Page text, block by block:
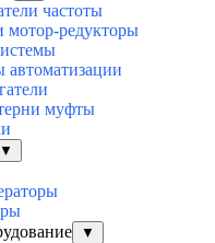
частоты
мотор-редукторы
муфты
▼
▼